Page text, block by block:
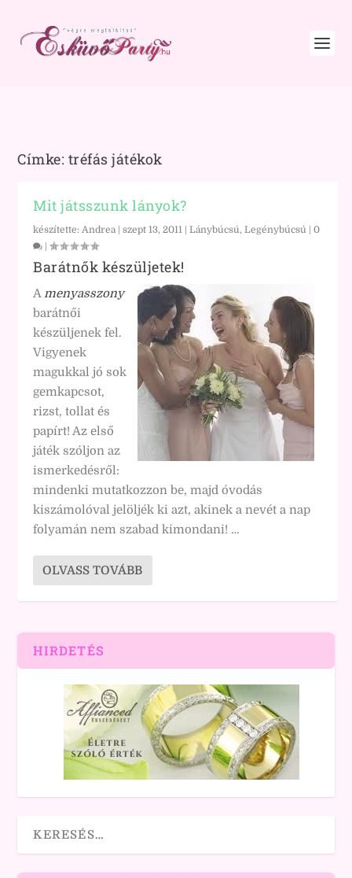
Címke: tréfás játékok
Mit játsszunk lányok?
készítette:Andrea |szept 13, 2011 |Lánybúcsú, Legénybúcsú |0
|
Barátnők készüljetek!
Amenyasszony
barátnői
készüljenek fel.
Vigyenek
magukkal jó sok
gemkapcsot,
rizst, tollat és
papírt! Az első
játék szóljon az
ismerkedésről:
mindenki mutatkozzon be, majd óvodás
kiszámolóval jelöljék ki azt, akinek a nevét a nap
folyamán nem szabad kimondani! …
OLVASS TOVÁBB
HIRDETÉS